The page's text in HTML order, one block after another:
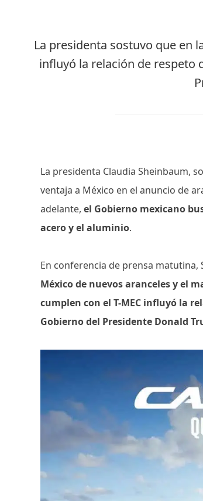
La presidenta sostuvo que en
influyó la relación de respeto
La presidenta Claudia Sheinbaum,
ventaja a México en el anuncio de
adelante,el Gobierno mexicano
acero y el aluminio.
En conferencia de prensa
México de nuevos aranceles y el
cumplen con el T-MEC influyó la
Gobierno del Presidente Donald